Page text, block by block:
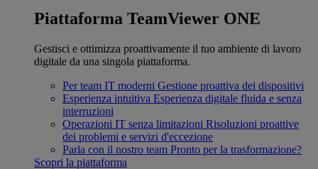
Piattaforma TeamViewer ONE
Gestisci e ottimizza proattivamente il tuo ambiente di lavoro
digitale da una singola piattaforma.
Per team IT moderni Gestione proattiva dei dispositivi
Esperienza intuitiva Esperienza digitale fluida e senza
interruzioni
Operazioni IT senza limitazioni Risoluzioni proattive
dei problemi e servizi d'eccezione
Parla con il nostro team Pronto per la trasformazione?
Scopri la piattaforma